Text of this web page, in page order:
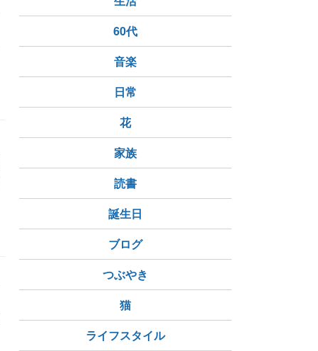
60代
音楽
日常
花
家族
読書
誕生日
ブログ
つぶやき
猫
ライフスタイル